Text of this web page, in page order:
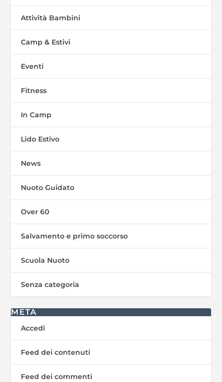
Attività Bambini
Camp & Estivi
Eventi
Fitness
In Camp
Lido Estivo
News
Nuoto Guidato
Over 60
Salvamento e primo soccorso
Scuola Nuoto
Senza categoria
META
Accedi
Feed dei contenuti
Feed dei commenti